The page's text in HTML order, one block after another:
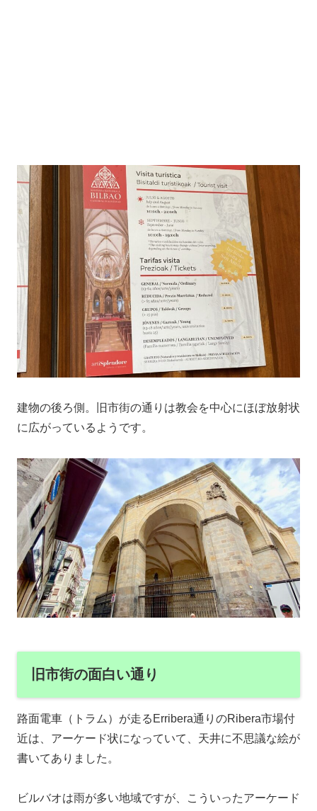
建物の後ろ側。旧市街の通りは教会を中心にほぼ放射状
に広がっているようです。
旧市街の面白い通り
路面電車（トラム）が走るErribera通りのRibera市場付
近は、アーケード状になっていて、天井に不思議な絵が
書いてありました。
ビルバオは雨が多い地域ですが、こういったアーケード